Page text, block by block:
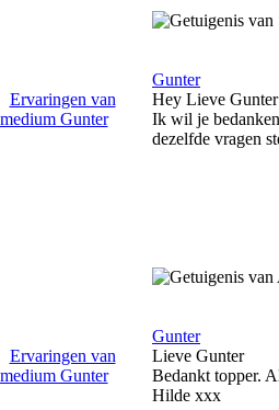
Gunter
Hey Lieve Gunter
Ik wil je
dezelfde vragen
Gunter
Lieve Gunter
Bedankt topper.
Hilde xxx